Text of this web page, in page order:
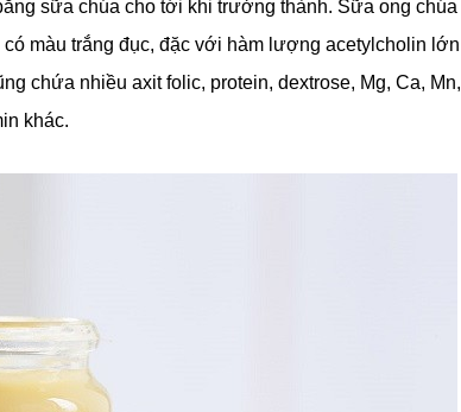
sữa chúa cho tới khi trưởng thành. Sữa ong chúa
màu trắng đục, đặc với hàm lượng acetylcholin lớn
chứa nhiều axit folic, protein, dextrose, Mg, Ca, Mn,
khác.